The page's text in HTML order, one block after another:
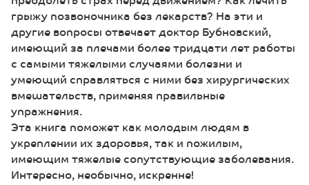
грыжу позвоночника без лекарств? На эти и
другие вопросы отвечает доктор Бубновский,
имеющий за плечами более тридцати лет работы
с самыми тяжелыми случаями болезни и
умеющий справляться с ними без хирургических
вмешательств, применяя правильные
упражнения.
Эта книга поможет как молодым людям в
укреплении их здоровья, так и пожилым,
имеющим тяжелые сопутствующие заболевания.
Интересно, необычно, искренне!